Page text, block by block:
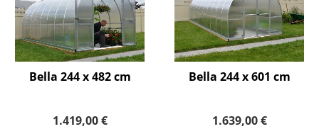
Bella 244 x 482 cm
1.419,00 €
Bella 244 x 601 cm
1.639,00 €